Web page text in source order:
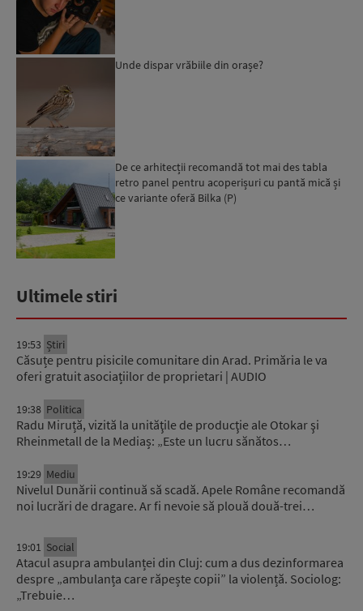
Unde dispar vrăbiile din orașe?
De ce arhitecții recomandă tot mai des tabla
retro panel pentru acoperișuri cu pantă mică și
ce variante oferă Bilka (P)
Ultimele stiri
19:53 Știri
Căsuțe pentru pisicile comunitare din Arad. Primăria le va
oferi gratuit asociațiilor de proprietari | AUDIO
19:38 Politica
Radu Miruță, vizită la unităţile de producţie ale Otokar şi
Rheinmetall de la Mediaș: „Este un lucru sănătos…
19:29 Mediu
Nivelul Dunării continuă să scadă. Apele Române recomandă
noi lucrări de dragare. Ar fi nevoie să plouă două-trei…
19:01 Social
Atacul asupra ambulanței din Cluj: cum a dus dezinformarea
despre „ambulanța care răpește copii” la violență. Sociolog:
„Trebuie…